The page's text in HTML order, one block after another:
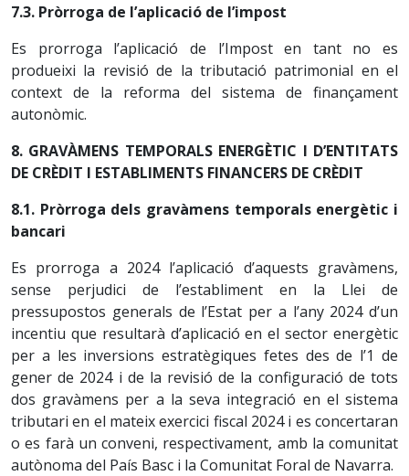
7.3. Pròrroga de l’aplicació de l’impost
Es prorroga l’aplicació de l’Impost en tant no es
produeixi la revisió de la tributació patrimonial en el
context de la reforma del sistema de finançament
autonòmic.
8. GRAVÀMENS TEMPORALS ENERGÈTIC I D’ENTITATS
DE CRÈDIT I ESTABLIMENTS FINANCERS DE CRÈDIT
8.1. Pròrroga dels gravàmens temporals energètic i
bancari
Es prorroga a 2024 l’aplicació d’aquests gravàmens,
sense perjudici de l’establiment en la Llei de
pressupostos generals de l’Estat per a l’any 2024 d’un
incentiu que resultarà d’aplicació en el sector energètic
per a les inversions estratègiques fetes des de l’1 de
gener de 2024 i de la revisió de la configuració de tots
dos gravàmens per a la seva integració en el sistema
tributari en el mateix exercici fiscal 2024 i es concertaran
o es farà un conveni, respectivament, amb la comunitat
autònoma del País Basc i la Comunitat Foral de Navarra.